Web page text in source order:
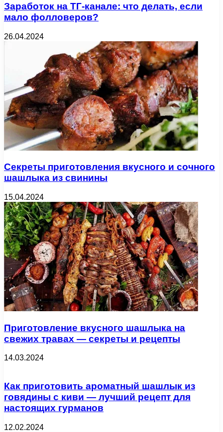
Заработок на ТГ-канале: что делать, если
мало фолловеров?
26.04.2024
Секреты приготовления вкусного и сочного
шашлыка из свинины
15.04.2024
Приготовление вкусного шашлыка на
свежих травах — секреты и рецепты
14.03.2024
Как приготовить ароматный шашлык из
говядины с киви — лучший рецепт для
настоящих гурманов
12.02.2024